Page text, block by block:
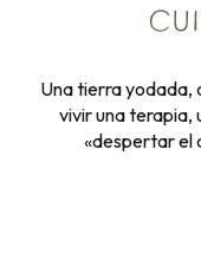
Una tierra yodada,
vivir una terapia,
«despertar el